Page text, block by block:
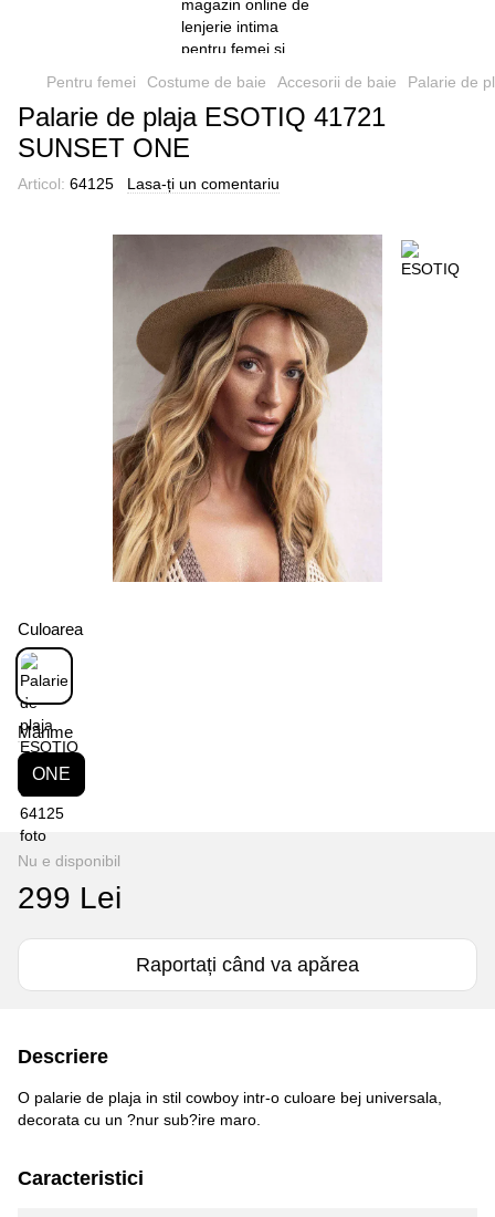
Pentru femei Costume de baie Accesorii de baie Palarie de
Palarie de plaja ESOTIQ 41721
SUNSET ONE
Articol: 64125 Lasa-ți un comentariu
Culoarea
Mărime
ONE
Nu e disponibil
299 Lei
Raportați când va apărea
Descriere
O palarie de plaja in stil cowboy intr-o culoare bej universala,
decorata cu un ?nur sub?ire maro.
Caracteristici